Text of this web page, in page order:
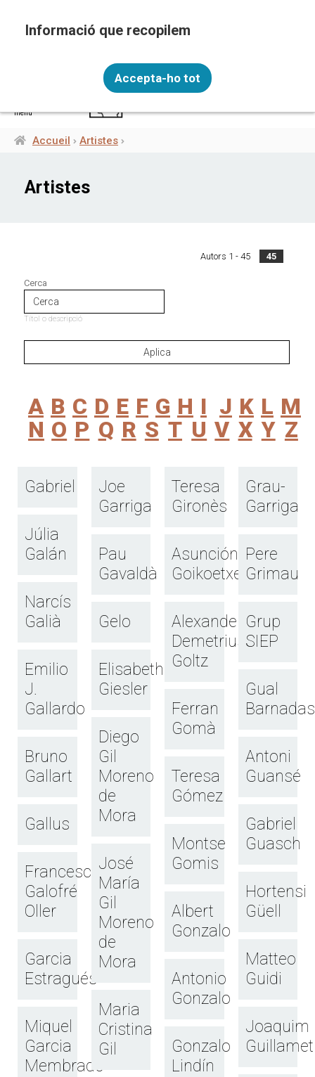
contenu
menú
Accueil Artistes
Artistes
Autors 1 - 45 45
Cerca
Títol o descripció
A B C D E F G H I J K L M
N O P Q R S T U V X Y Z
Gabriel
Júlia
Galán
Narcís
Galià
Emilio
J.
Gallardo
Bruno
Gallart
Gallus
Francesc
Galofré
Oller
Garcia
Estragués
Miquel
Garcia
Membrado
Joe
Garriga
Pau
Gavaldà
Gelo
Elisabeth
Giesler
Diego
Gil
Moreno
de
Mora
José
María
Gil
Moreno
de
Mora
Maria
Cristina
Gil
Teresa
Gironès
Asunción
Goikoetxea
Alexander
Demetrius
Goltz
Ferran
Gomà
Teresa
Gómez
Montse
Gomis
Albert
Gonzalo
Antonio
Gonzalo
Gonzalo
Lindín
Grau-
Garriga
Pere
Grimau
Grup
SIEP
Gual
Barnadas
Antoni
Guansé
Gabriel
Guasch
Hortensi
Güell
Matteo
Guidi
Joaquim
Guillamet
personal amb les següents finalitats: Funcionalitat,
Accepta-ho tot